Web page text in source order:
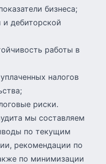
бизнеса;
дебиторской
работы в
налогов
риски.
мы составляем
по текущим
рекомендации по
по минимизации